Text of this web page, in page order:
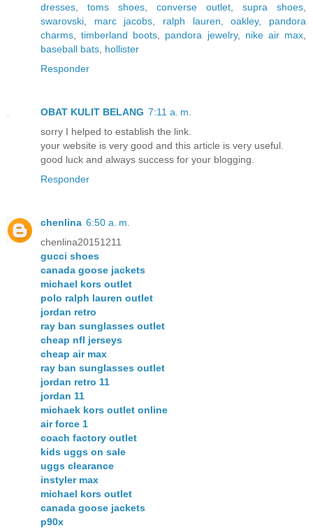
dresses
toms shoes converse outlet supra shoes
swarovski
marc jacobs ralph lauren ,oakley, pandora
charms ,timberland boots pandora jewelry, nike air max
baseball bats hollister
Responder
OBAT KULIT BELANG 7:11 a. m.
sorry I helped to establish the link.
your website is very good and this article is very useful.
good luck and always success for your blogging.
Responder
chenlina 6:50 a. m.
chenlina20151211
gucci shoes
canada goose jackets
michael kors outlet
polo ralph lauren outlet
jordan retro
ray ban sunglasses outlet
cheap nfl jerseys
cheap air max
ray ban sunglasses outlet
jordan retro 11
jordan 11
michaek kors outlet online
air force 1
coach factory outlet
kids uggs on sale
uggs clearance
instyler max
michael kors outlet
canada goose jackets
p90x